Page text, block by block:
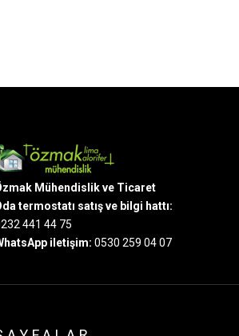
Mühendislik ve Ticaret
termostatı satış ve bilgi hattı:
441 44 75
iletişim: 0530 259 04 07